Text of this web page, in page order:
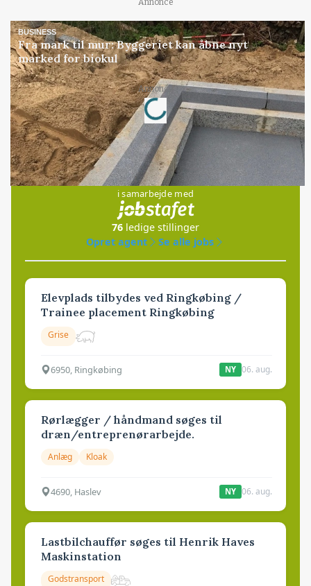
Annonce
BUSINESS
Fra mark til mur: Byggeriet kan åbne nyt
marked for biokul
Annonce
Loading...
Jobs
i samarbejde med
76 ledige stillinger
Opret agent
Se alle jobs
Elevplads tilbydes ved Ringkøbing /
Trainee placement Ringkøbing
Grise
6950, Ringkøbing NY 06. aug.
Rørlægger / håndmand søges til
dræn/entreprenørarbejde.
Anlæg Kloak
4690, Haslev NY 06. aug.
Lastbilchauffør søges til Henrik Haves
Maskinstation
Godstransport